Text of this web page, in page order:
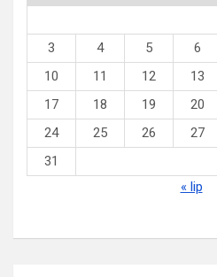
3
4 5 6
10
11 12 13
17
18 19 20
24
25 26 27
31
« lip